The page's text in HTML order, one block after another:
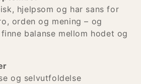
hjelpsom og har sans for
orden og mening – og
balanse mellom hodet og
og selvutfoldelse